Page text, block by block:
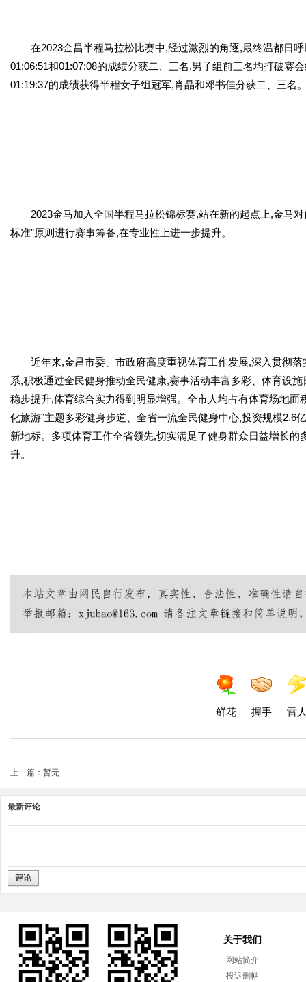
在2023金昌半程马拉松比赛中,经过激烈的角逐,最终温都日呼
01:06:51和01:07:08的成绩分获二、三名,男子组前三名均打破赛
01:19:37的成绩获得半程女子组冠军,肖晶和邓书佳分获二、三名
2023金马加入全国半程马拉松锦标赛,站在新的起点上,金马对
标准”原则进行赛事筹备,在专业性上进一步提升。
近年来,金昌市委、市政府高度重视体育工作发展,深入贯彻落
系,积极通过全民健身推动全民健康,赛事活动丰富多彩、体育设
稳步提升,体育综合实力得到明显增强。全市人均占有体育场地
化旅游”主题多彩健身步道、全省一流全民健身中心,投资规模
新地标。多项体育工作全省领先,切实满足了健身群众日益增长
升。
鲜花 握手 雷
上一篇：暂无
最新评论
评论
关于我们
网站简介
投诉删帖